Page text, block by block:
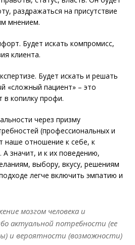
раздражаться на присутствие
мнением.
Будет искать компромисс,
клиента.
Будет искать и решать
«сложный пациент» – это
в копилку профи.
через призму
(профессиональных и
наше отношение к себе, к
значит, и к их поведению,
выбору, вкусу, решениям
легче включить эмпатию и
мозгом человека и
актуальной потребности (ее
и вероятности (возможности)